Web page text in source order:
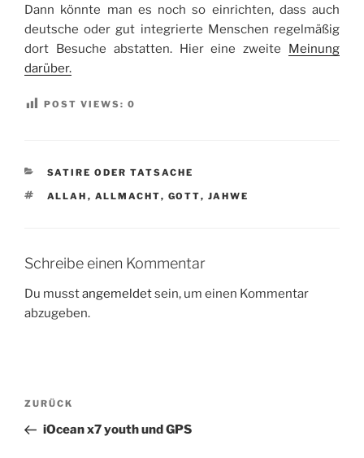
Dann könnte man es noch so einrichten, dass auch
deutsche oder gut integrierte Menschen regelmäßig
dort Besuche abstatten. Hier eine zweite Meinung
darüber.
POST VIEWS: 0
KATEGORIEN
SATIRE ODER TATSACHE
SCHLAGWÖRTER
ALLAH , ALLMACHT, GOTT, JAHWE
Schreibe einen Kommentar
Du musstangemeldetsein, um einen Kommentar
abzugeben.
Beitragsnavigation
Vorheriger
Beitrag
ZURÜCK
iOcean x7 youth und GPS